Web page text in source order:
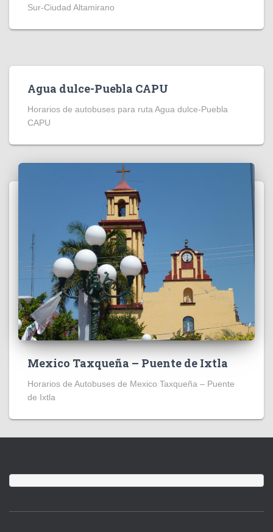
Sur-Ciudad Altamirano
Agua dulce-Puebla CAPU
Horarios de autobuses para ruta Agua dulce-Puebla
CAPU
Mexico Taxqueña – Puente de Ixtla
Horarios de Autobuses de Mexico Taxqueña – Puente
de Ixtla